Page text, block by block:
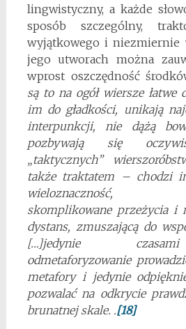
lingwistyczny, a każde
sposób szczególny,
wyjątkowego i niezmiernie
jego utworach można
wprost oszczędność
są to na ogół wiersze łatwe
im do gładkości, unikają
interpunkcji, nie dążą
pozbywają się
„taktycznych”
także traktatem – chodzi
wieloznaczność,
skomplikowane przeżycia i
dystans, zmuszającą do
[…]jedynie
odmetaforyzowanie
metafory i jedynie
pozwalać na odkrycie
brunatnej skale. .[18]